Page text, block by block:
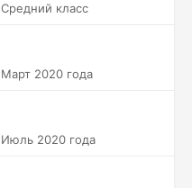
Средний класс
Март 2020 года
Июль 2020 года